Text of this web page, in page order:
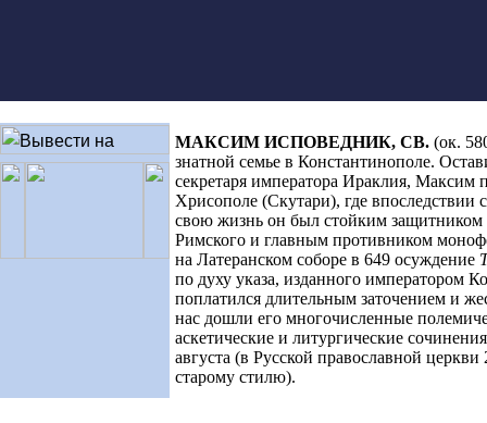
МАКСИМ ИСПОВЕДНИК, СВ. (ок.
знатной семье в Константинополе.
секретаря императора Ираклия, Максим
Хрисополе (Скутари), где впоследствии
свою жизнь он был стойким защитником
Римского и главным противником
на Латеранском соборе в 649 осуждение
по духу указа, изданного императором
поплатился длительным заточением и
нас дошли его многочисленные
аскетические и литургические
августа (в Русской православной церкви
старому стилю).